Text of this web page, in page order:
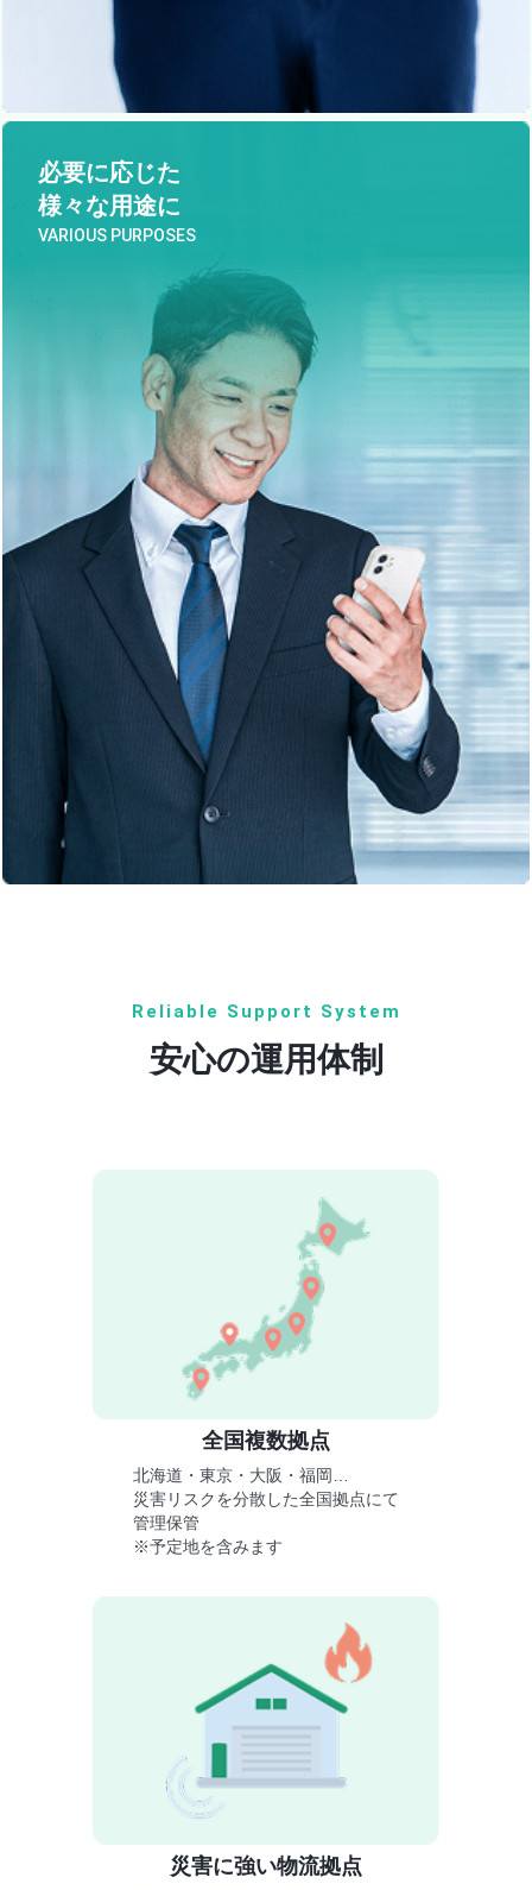
必要に応じた
様々な用途に
VARIOUS PURPOSES
Reliable Support System
安心の運用体制
全国複数拠点
北海道・東京・大阪・福岡…
災害リスクを分散した全国拠点にて
管理保管
※予定地を含みます
災害に強い物流拠点